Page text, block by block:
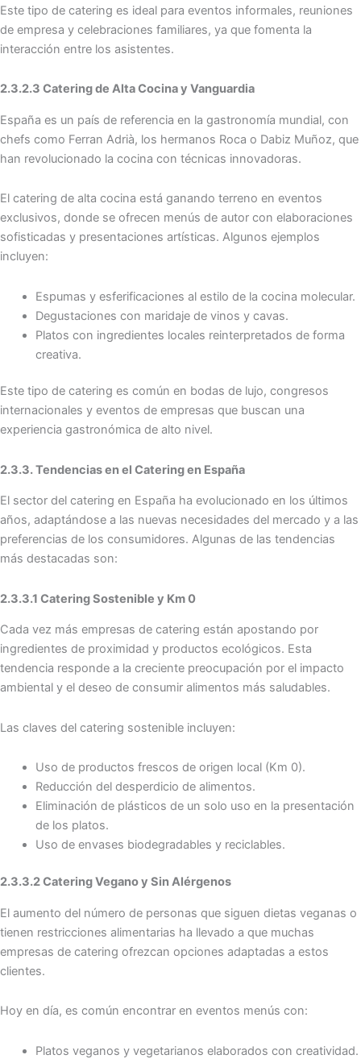
Este tipo de catering es ideal para eventos informales, reuniones
de empresa y celebraciones familiares, ya que fomenta la
interacción entre los asistentes.
2.3.2.3 Catering de Alta Cocina y Vanguardia
España es un país de referencia en la gastronomía mundial, con
chefs como Ferran Adrià, los hermanos Roca o Dabiz Muñoz, que
han revolucionado la cocina con técnicas innovadoras.
El catering de alta cocina está ganando terreno en eventos
exclusivos, donde se ofrecen menús de autor con elaboraciones
sofisticadas y presentaciones artísticas. Algunos ejemplos
incluyen:
Espumas y esferificaciones al estilo de la cocina molecular.
Degustaciones con maridaje de vinos y cavas.
Platos con ingredientes locales reinterpretados de forma
creativa.
Este tipo de catering es común en bodas de lujo, congresos
internacionales y eventos de empresas que buscan una
experiencia gastronómica de alto nivel.
2.3.3. Tendencias en el Catering en España
El sector del catering en España ha evolucionado en los últimos
años, adaptándose a las nuevas necesidades del mercado y a las
preferencias de los consumidores. Algunas de las tendencias
más destacadas son:
2.3.3.1 Catering Sostenible y Km 0
Cada vez más empresas de catering están apostando por
ingredientes de proximidad y productos ecológicos. Esta
tendencia responde a la creciente preocupación por el impacto
ambiental y el deseo de consumir alimentos más saludables.
Las claves del catering sostenible incluyen:
Uso de productos frescos de origen local (Km 0).
Reducción del desperdicio de alimentos.
Eliminación de plásticos de un solo uso en la presentación
de los platos.
Uso de envases biodegradables y reciclables.
2.3.3.2 Catering Vegano y Sin Alérgenos
El aumento del número de personas que siguen dietas veganas o
tienen restricciones alimentarias ha llevado a que muchas
empresas de catering ofrezcan opciones adaptadas a estos
clientes.
Hoy en día, es común encontrar en eventos menús con:
Platos veganos y vegetarianos elaborados con creatividad.